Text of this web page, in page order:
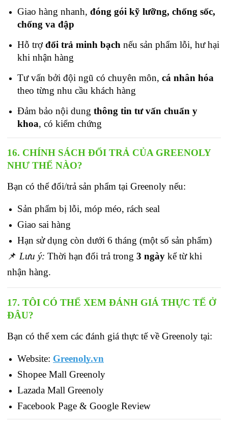
Giao hàng nhanh, đóng gói kỹ lưỡng, chống sốc,
chống va đập
Hỗ trợ đổi trả minh bạch nếu sản phẩm lỗi, hư hại
khi nhận hàng
Tư vấn bởi đội ngũ có chuyên môn,
theo từng nhu cầu khách hàng
Đảm bảo nội dung thông tin tư vấn chuẩn y
khoa, có kiểm chứng
16. CHÍNH SÁCH ĐỔI TRẢ CỦA GREENOLY
NHƯ THẾ NÀO?
Bạn có thể đổi/trả sản phẩm tại Greenoly nếu:
Sản phẩm bị lỗi, móp méo, rách seal
Giao sai hàng
Hạn sử dụng còn dưới 6 tháng (một số sản phẩm)
📌 Lưu ý: Thời hạn đổi trả trong 3 ngày kể từ khi
nhận hàng.
17. TÔI CÓ THỂ XEM ĐÁNH GIÁ THỰC TẾ Ở
ĐÂU?
Bạn có thể xem các đánh giá thực tế về Greenoly tại:
Website: Greenoly.vn
Shopee Mall Greenoly
Lazada Mall Greenoly
Facebook Page & Google Review